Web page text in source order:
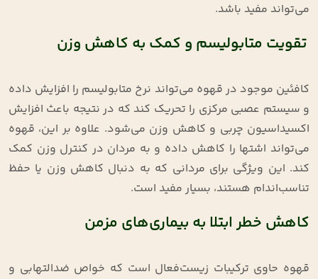
می‌تواند مفید باشد.
تقویت متابولیسم و کمک به کاهش وزن
کافئین موجود در قهوه می‌تواند نرخ متابولیسم را افزایش داده
و سیستم عصبی مرکزی را تحریک کند که در نتیجه باعث افزایش
اکسیداسیون چربی و کاهش وزن می‌شود. علاوه بر این، قهوه
می‌تواند اشتها را کاهش داده و به مردان در کنترل وزن کمک
کند. این ویژگی برای مردانی که به دنبال کاهش وزن یا حفظ
تناسب‌اندام هستند، بسیار مفید است.
کاهش خطر ابتلا به بیماری‌های مزمن
قهوه حاوی ترکیبات زیست‌فعال است که خواص ضدالتهابی و